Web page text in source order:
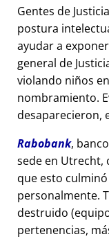
Gentes de
postura
ayudar a
general de
violando niños
nombramiento.
desaparecieron,
Rabobank,
sede en Utrecht,
que esto
personalmente.
destruido
pertenencias,